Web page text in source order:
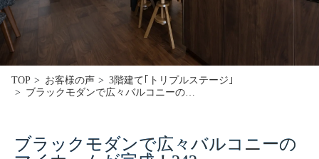
TOP お客様の声
3階建て｢トリプルステージ｣
ブラックモダンで広々バルコニーの…
ブラックモダンで広々バルコニーの
お客様の声
採用情報